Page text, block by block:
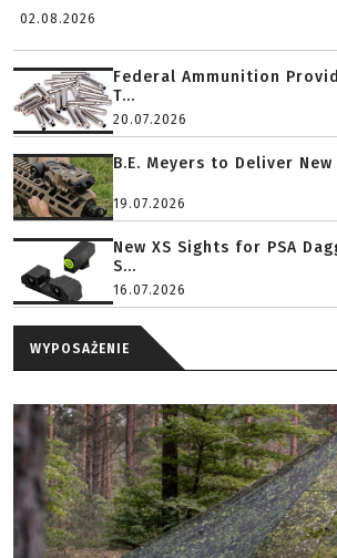
02.08.2026
Federal Ammunition
T...
20.07.2026
B.E. Meyers to Deliver
19.07.2026
New XS Sights for PSA
S...
16.07.2026
WYPOSAŻENIE